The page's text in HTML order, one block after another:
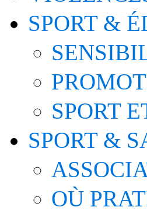
SPORT &
SPORT
SPORT &
OÙ